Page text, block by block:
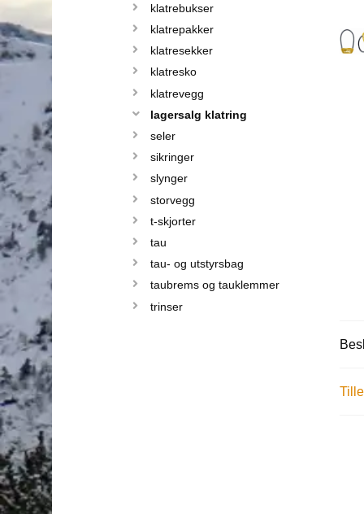
klatrebukser
klatrepakker
klatresekker
klatresko
klatrevegg
lagersalg klatring
seler
sikringer
slynger
storvegg
t-skjorter
tau
tau- og utstyrsbag
taubrems og tauklemmer
trinser